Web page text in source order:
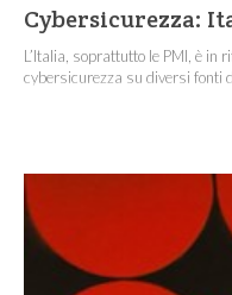
Cybersicurezza:
L’Italia, soprattutto le PMI, è in
cybersicurezza su diversi fonti